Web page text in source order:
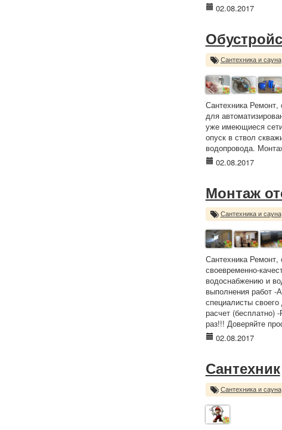
02.08.2017
Сантехника и сауна
Сантехника
для
уже имеющиеся
опуск в ствол
водопровода.
02.08.2017
Монтаж
Сантехника и сауна
Сантехника
своевременно-
водоснабжению и
выполнения работ -
специалисты
расчет (бесплатно)
раз!!! Доверяйте
02.08.2017
Сантехник
Сантехника и сауна